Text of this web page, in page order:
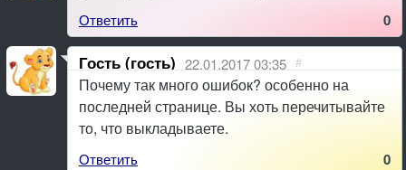
Ответить 0
Гость (гость) 22.01.2017 03:35 #
Почему так много ошибок? особенно на
последней странице. Вы хоть перечитывайте
то, что выкладываете.
Ответить 0